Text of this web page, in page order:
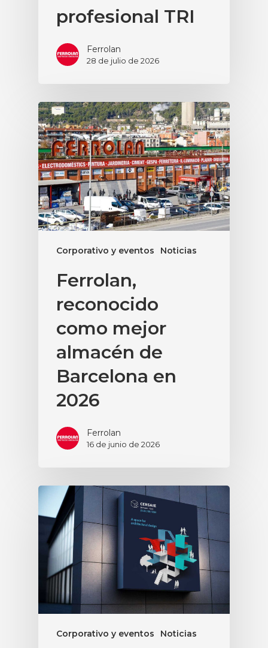
profesional TRI
Ferrolan
28 de julio de 2026
Corporativo y eventos Noticias
Ferrolan,
reconocido
como mejor
almacén de
Barcelona en
2026
Ferrolan
16 de junio de 2026
Corporativo y eventos Noticias